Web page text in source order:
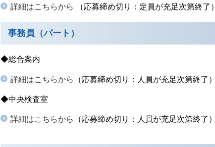
詳細はこちらから （応募締め切り： 定員が充足次第終了 ）
事務員（パート）
◆総合案内
詳細はこちらから （応募締め切り：人員が充足次第終了）
◆中央検査室
詳細はこちらから （応募締め切り： 人員が充足次第終了 ）